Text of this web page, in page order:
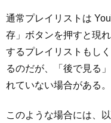
通常プレイリストは
存」ボタンを押すと現
するプレイリストもし
るのだが、「後で見る
れていない場合がある。
このような場合には、